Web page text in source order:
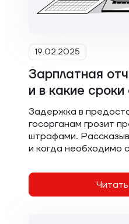
19.02.2025
Зарплатная
и в какие
Задержка в
госорганам грозит
штрафами.
и когда необходимо